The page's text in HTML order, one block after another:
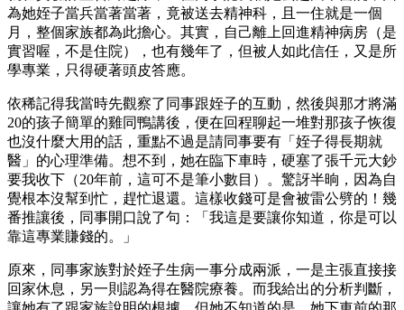
為她姪子當兵當著當著，竟被送去精神科，且一住就是一個
月，整個家族都為此擔心。其實，自己離上回進精神病房（是
實習喔，不是住院），也有幾年了，但被人如此信任，又是所
學專業，只得硬著頭皮答應。
依稀記得我當時先觀察了同事跟姪子的互動，然後與那才將滿
20的孩子簡單的雞同鴨講後，便在回程聊起一堆對那孩子恢復
也沒什麼大用的話，重點不過是請同事要有「姪子得長期就
醫」的心理準備。想不到，她在臨下車時，硬塞了張千元大鈔
要我收下（20年前，這可不是筆小數目）。驚訝半晌，因為自
覺根本沒幫到忙，趕忙退還。這樣收錢可是會被雷公劈的！幾
番推讓後，同事開口說了句：「我這是要讓你知道，你是可以
靠這專業賺錢的。」
原來，同事家族對於姪子生病一事分成兩派，一是主張直接接
回家休息，另一則認為得在醫院療養。而我給出的分析判斷，